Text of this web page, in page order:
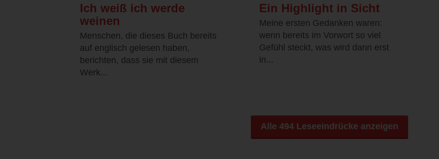
Ich weiß ich werde
weinen
Menschen, die dieses Buch bereits
auf englisch gelesen haben,
berichten, dass sie mit diesem
Werk...
Ein Highlight in Sicht
Meine ersten Gedanken waren:
wenn bereits im Vorwort so viel
Gefühl steckt, was wird dann erst
in...
Alle 494 Leseeindrücke anzeigen